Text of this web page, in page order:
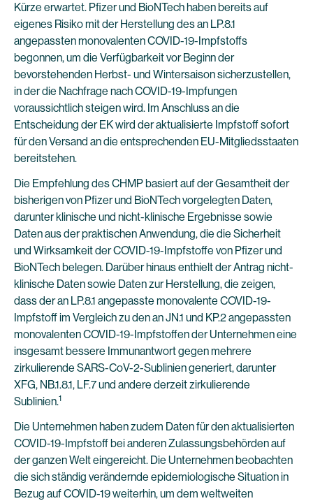
Kürze erwartet. Pfizer und BioNTech haben bereits auf
eigenes Risiko mit der Herstellung des an LP.8.1
angepassten monovalenten COVID-19-Impfstoffs
begonnen, um die Verfügbarkeit vor Beginn der
bevorstehenden Herbst- und Wintersaison sicherzustellen,
in der die Nachfrage nach COVID-19-Impfungen
voraussichtlich steigen wird. Im Anschluss an die
Entscheidung der EK wird der aktualisierte Impfstoff sofort
für den Versand an die entsprechenden EU-Mitgliedsstaaten
bereitstehen.
Die Empfehlung des CHMP basiert auf der Gesamtheit der
bisherigen von Pfizer und BioNTech vorgelegten Daten,
darunter klinische und nicht-klinische Ergebnisse sowie
Daten aus der praktischen Anwendung, die die Sicherheit
und Wirksamkeit der COVID-19-Impfstoffe von Pfizer und
BioNTech belegen. Darüber hinaus enthielt der Antrag nicht-
klinische Daten sowie Daten zur Herstellung, die zeigen,
dass der an LP.8.1 angepasste monovalente COVID-19-
Impfstoff im Vergleich zu den an JN.1 und KP.2 angepassten
monovalenten COVID-19-Impfstoffen der Unternehmen eine
insgesamt bessere Immunantwort gegen mehrere
zirkulierende SARS-CoV-2-Sublinien generiert, darunter
XFG, NB.1.8.1, LF.7 und andere derzeit zirkulierende
Sublinien.1
Die Unternehmen haben zudem Daten für den aktualisierten
COVID-19-Impfstoff bei anderen Zulassungsbehörden auf
der ganzen Welt eingereicht. Die Unternehmen beobachten
die sich ständig verändernde epidemiologische Situation in
Bezug auf COVID-19 weiterhin, um dem weltweiten